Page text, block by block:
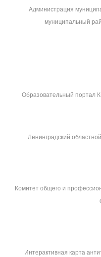
Администрация
муниципальный
Образовательный портал
Ленинградский
Комитет общего и
Интерактивная карта